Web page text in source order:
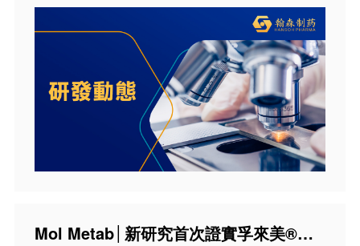
Mol Metab│新研究首次證實孚來美®對糖尿病性骨質疏鬆患者具有綜合的骨保護潛力